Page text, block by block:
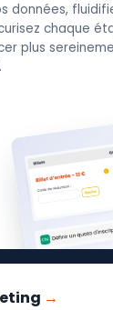
données,
chaque
plus